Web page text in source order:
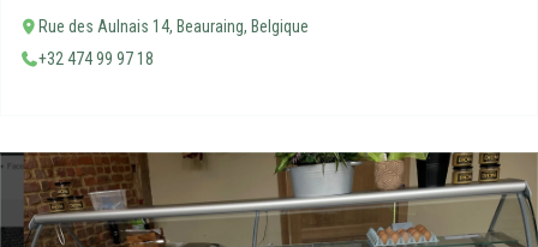
Rue des Aulnais 14, Beauraing, Belgique
+32 474 99 97 18